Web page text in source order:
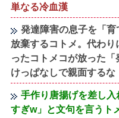
単なる冷血漢
発達障害の息子を「
放棄するコトメ。代わ
ったコトメコが放った
けっぱなしで親面するな
手作り唐揚げを差し
すぎw」と文句を言うト